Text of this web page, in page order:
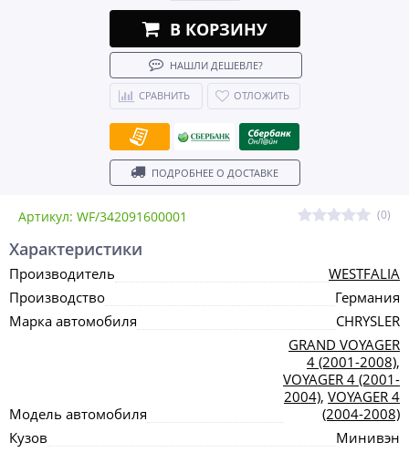
Артикул: WF/342091600001 (0)
В КОРЗИНУ
НАШЛИ ДЕШЕВЛЕ?
СРАВНИТЬ ОТЛОЖИТЬ
ПОДРОБНЕЕ О ДОСТАВКЕ
Характеристики
Производитель
WESTFALIA
Производство
Германия
Марка автомобиля
CHRYSLER
Модель автомобиля
GRAND VOYAGER
4 (2001-2008),
VOYAGER 4 (2001-
2004), VOYAGER 4
(2004-2008)
Кузов
Минивэн